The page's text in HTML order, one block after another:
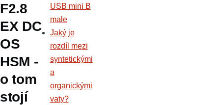
F2.8
EX DC
OS
HSM -
o tom
stojí
USB mini B
male
Jaký je
rozdíl mezi
syntetickými
a
organickými
vaty?